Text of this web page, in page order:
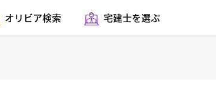
オリビア検索 宅建士を選ぶ